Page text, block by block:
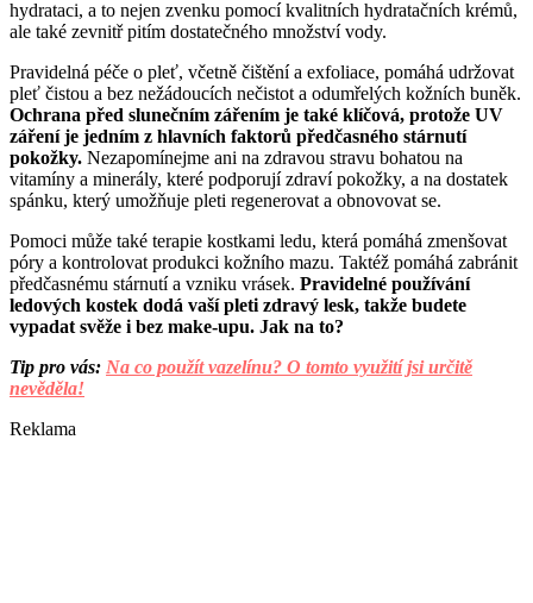
hydrataci, a to nejen zvenku pomocí kvalitních hydratačních krémů,
ale také zevnitř pitím dostatečného množství vody.
Pravidelná péče o pleť, včetně čištění a exfoliace, pomáhá udržovat
pleť čistou a bez nežádoucích nečistot a odumřelých kožních buněk.
Ochrana před slunečním zářením je také klíčová, protože UV
záření je jedním z hlavních faktorů předčasného stárnutí
pokožky. Nezapomínejme ani na zdravou stravu bohatou na
vitamíny a minerály, které podporují zdraví pokožky, a na dostatek
spánku, který umožňuje pleti regenerovat a obnovovat se.
Pomoci může také terapie kostkami ledu, která pomáhá zmenšovat
póry a kontrolovat produkci kožního mazu. Taktéž pomáhá zabránit
předčasnému stárnutí a vzniku vrásek. Pravidelné používání
ledových kostek dodá vaší pleti zdravý lesk, takže budete
vypadat svěže i bez make-upu. Jak na to?
Tip pro vás: Na co použít vazelínu? O tomto využití jsi určitě
nevěděla!
Reklama